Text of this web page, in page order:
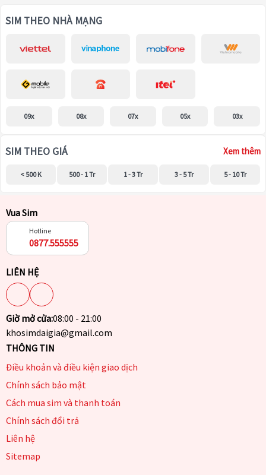
SIM THEO NHÀ MẠNG
09x 08x 07x 05x 03x
SIM THEO GIÁ Xem thêm
< 500 K 500 - 1 Tr 1 - 3 Tr 3 - 5 Tr 5 - 10 Tr
Vua Sim
Hotline
0877.555555
LIÊN HỆ
Giờ mở cửa:08:00 - 21:00
khosimdaigia@gmail.com
THÔNG TIN
Điều khoản và điều kiện giao dịch
Chính sách bảo mật
Cách mua sim và thanh toán
Chính sách đổi trả
Liên hệ
Sitemap